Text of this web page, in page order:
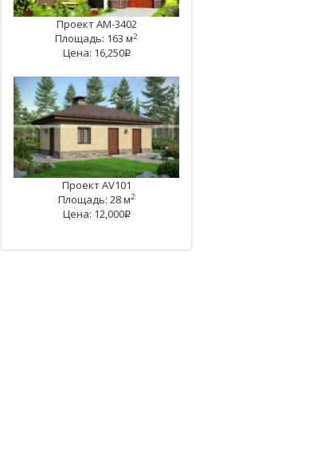
Проект AM-3402
Площадь: 163 м2
Цена: 16,250q
Проект AV101
Площадь: 28 м2
Цена: 12,000q